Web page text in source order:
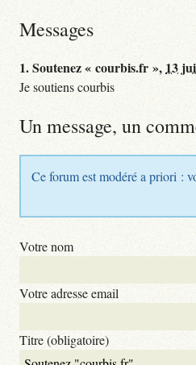
Messages
1.Soutenez « courbis.fr », 13
Je soutiens courbis
Un message, un
Ce forum est modéré a priori :
Votre nom
Votre adresse email
Titre (obligatoire)